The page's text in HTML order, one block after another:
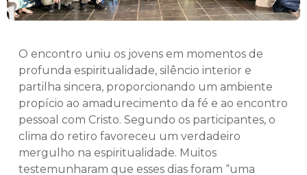
O encontro uniu os jovens em momentos de
profunda espiritualidade, silêncio interior e
partilha sincera, proporcionando um ambiente
propício ao amadurecimento da fé e ao encontro
pessoal com Cristo. Segundo os participantes, o
clima do retiro favoreceu um verdadeiro
mergulho na espiritualidade. Muitos
testemunharam que esses dias foram “uma